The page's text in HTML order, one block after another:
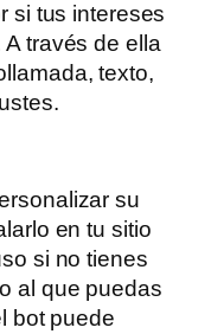
si tus intereses
través de ella
texto,
su
en tu sitio
si no tienes
al que puedas
bot puede